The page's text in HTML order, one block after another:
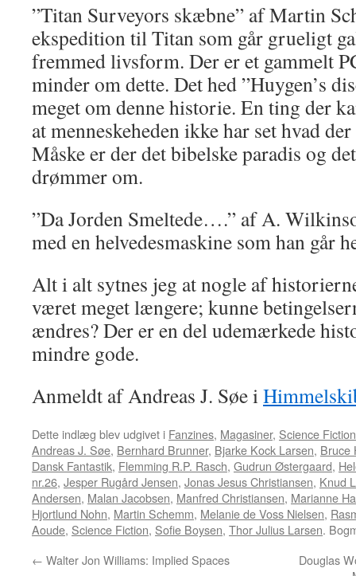
”Titan Surveyors skæbne” af Martin
ekspedition til Titan som går grueligt
fremmed livsform. Der er et gammelt
minder om dette. Det hed ”Huygen’s
meget om denne historie. En ting der
at menneskeheden ikke har set hvad
Måske er der det bibelske paradis og
drømmer om.
”Da Jorden Smeltede….” af A.
med en helvedesmaskine som han går
Alt i alt sytnes jeg at nogle af
været meget længere; kunne
ændres? Der er en del udemærkede
mindre gode.
Anmeldt af Andreas J. Søe i
Dette indlæg blev udgivet i Fanzines, Magasiner, Science Fiction
Andreas J. Søe, Bernhard Brunner, Bjarke Kock Larsen, Bruce
Dansk Fantastik, Flemming R.P. Rasch, Gudrun Østergaard,
nr.26, Jesper Rugård Jensen, Jonas Jesus Christiansen, Knud
Andersen, Malan Jacobsen, Manfred Christiansen, Marianne
Hjortlund Nohn, Martin Schemm, Melanie de Voss Nielsen,
Aoude, Science Fiction, Sofie Boysen, Thor Julius Larsen.
← Walter Jon Williams: Implied Spaces
Douglas